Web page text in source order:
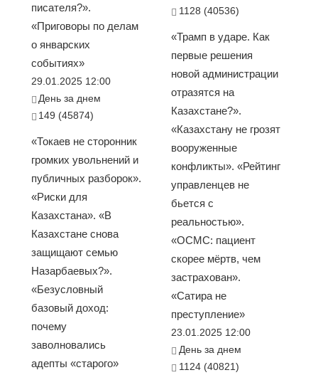
писателя?».
«Приговоры по делам
о январских
событиях»
29.01.2025 12:00
День за днем
149 (45874)
«Токаев не сторонник
громких увольнений и
публичных разборок».
«Риски для
Казахстана». «В
Казахстане снова
защищают семью
Назарбаевых?».
«Безусловный
базовый доход:
почему
заволновались
адепты «старого»
1128 (40536)
«Трамп в ударе. Как
первые решения
новой администрации
отразятся на
Казахстане?».
«Казахстану не грозят
вооруженные
конфликты». «Рейтинг
управленцев не
бьется с
реальностью».
«ОСМС: пациент
скорее мёртв, чем
застрахован».
«Сатира не
преступление»
23.01.2025 12:00
День за днем
1124 (40821)